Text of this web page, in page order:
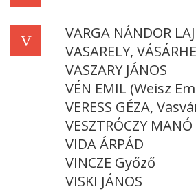
V
VARGA NÁNDOR
VASARELY,
VASZARY JÁNOS
VÉN EMIL (Weisz
VERESS GÉZA,
VESZTRÓCZY MANÓ
VIDA ÁRPÁD
VINCZE Győző
VISKI JÁNOS